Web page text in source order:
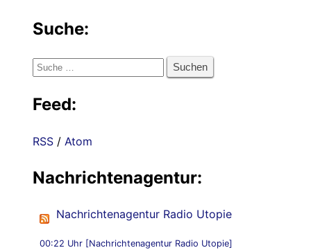
Suche:
Suche
Feed:
RSS / Atom
Nachrichtenagentur:
Nachrichtenagentur Radio Utopie
00:22 Uhr [Nachrichtenagentur Radio Utopie]